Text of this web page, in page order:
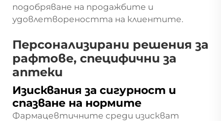
подобряване на продажбите и
удовлетвореността на клиентите.
Персонализирани решения за
рафтове, специфични за
аптеки
Изисквания за сигурност и
спазване на нормите
Фармацевтичните среди изискват